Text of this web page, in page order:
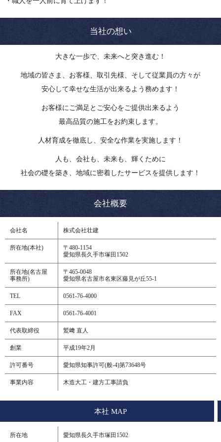
当社の想い
大きな一歩で、未来へと突き進む！
地域の皆さま、お客様、取引先様、そして従業員の方々が
安心して幸せな生活が出来るよう務めます！
お客様にご満足とご安心をご提供出来るよう
最高品質の施工をお約束します。
人材育成を徹底し、安全な作業を実施します！
人も、会社も、未来も、輝くために
社会の礎を築き、地域に密着したサービスを提供します！
会社概要
会社名 株式会社壮建
所在地(本社)
〒480-1154
愛知県長久手市塚田1502
所在地(名古屋
事務所)
〒465-0048
愛知県名古屋市名東区藤見が丘55-1
TEL 0561-76-4000
FAX 0561-76-4001
代表取締役 鷲﨑 直人
創業 平成19年2月
許可番号 愛知県知事許可(般-4)第73648号
事業内容 木造大工・建方工事請負
本社 MAP
所在地 愛知県長久手市塚田1502